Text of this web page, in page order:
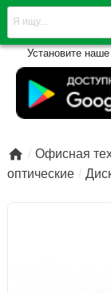
Установите
 Офисная
оптические